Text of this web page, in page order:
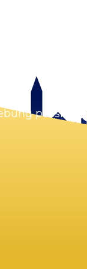
passiert.